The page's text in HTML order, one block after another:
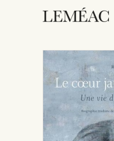
ACCUEIL
CATALOGUE